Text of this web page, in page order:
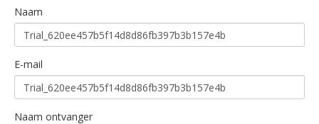
Naam
E-mail
Naam ontvanger